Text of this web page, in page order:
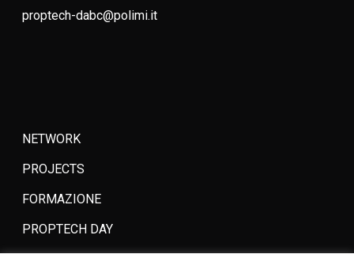
proptech-dabc@polimi.it
NETWORK
PROJECTS
FORMAZIONE
PROPTECH DAY